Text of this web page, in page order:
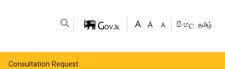
සිංහල தமிழ்
Consultation Request